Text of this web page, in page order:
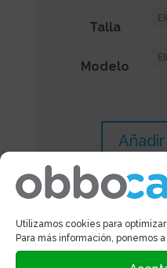
Utilizamos cookies para
Para más información, ponemos
Talla
Modelo